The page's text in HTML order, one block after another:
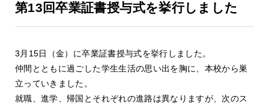
第13回卒業証書授与式を挙行しました
3月15日（金）に卒業証書授与式を挙行しました。
仲間とともに過ごした学生生活の思い出を胸に、本校から巣
立っていきました。
就職、進学、帰国とそれぞれの進路は異なりますが、次のス